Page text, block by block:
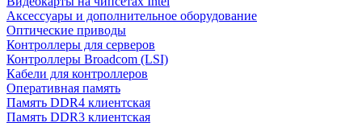
Аксессуары и дополнительное оборудование
Оптические приводы
Контроллеры для серверов
Контроллеры Broadcom (LSI)
Кабели для контроллеров
Оперативная память
Память DDR4 клиентская
Память DDR3 клиентская